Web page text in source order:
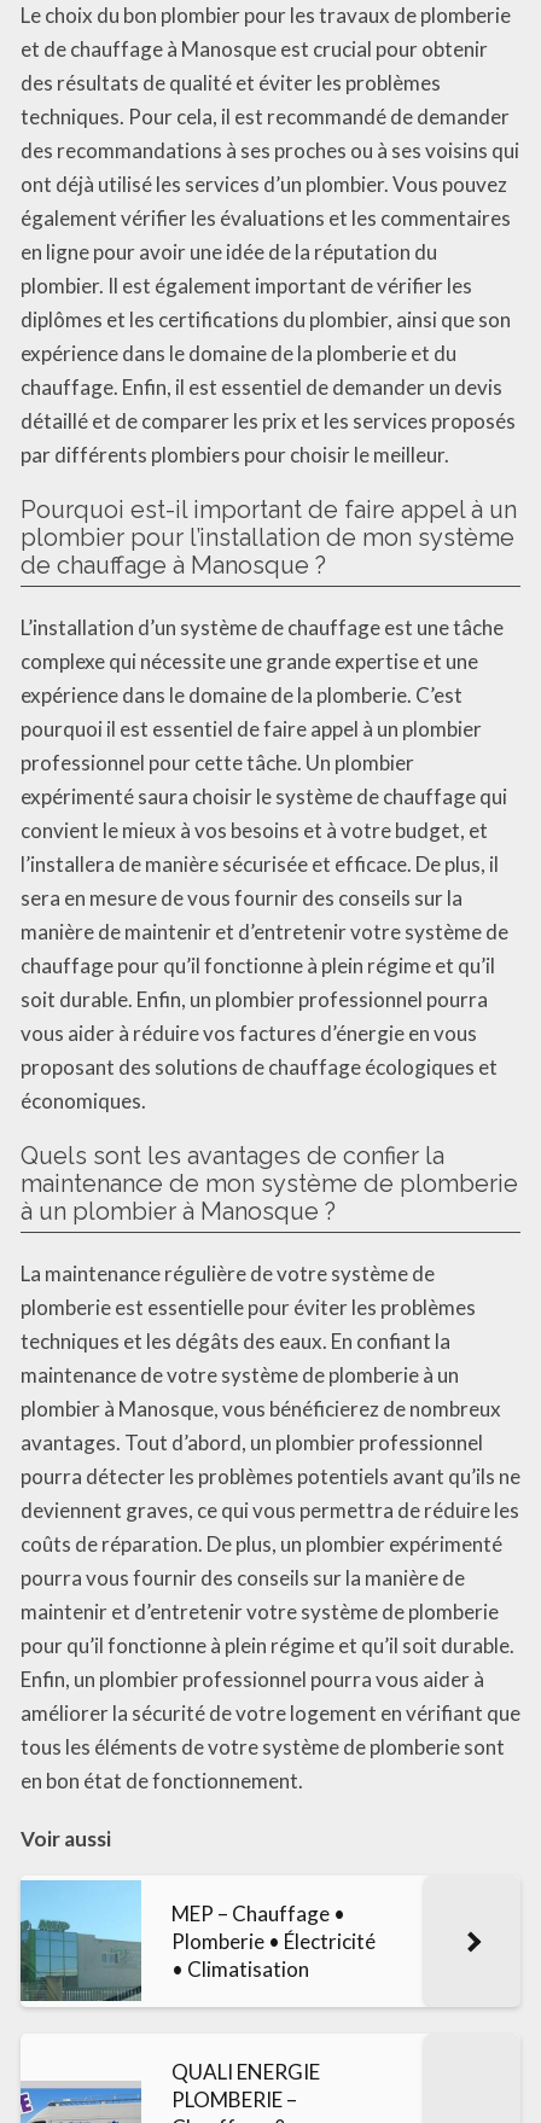
Le choix du bon plombier pour les travaux de plomberie
et de chauffage à Manosque est crucial pour obtenir
des résultats de qualité et éviter les problèmes
techniques. Pour cela, il est recommandé de demander
des recommandations à ses proches ou à ses voisins qui
ont déjà utilisé les services d’un plombier. Vous pouvez
également vérifier les évaluations et les commentaires
en ligne pour avoir une idée de la réputation du
plombier. Il est également important de vérifier les
diplômes et les certifications du plombier, ainsi que son
expérience dans le domaine de la plomberie et du
chauffage. Enfin, il est essentiel de demander un devis
détaillé et de comparer les prix et les services proposés
par différents plombiers pour choisir le meilleur.
Pourquoi est-il important de faire appel à un
plombier pour l’installation de mon système
de chauffage à Manosque ?
L’installation d’un système de chauffage est une tâche
complexe qui nécessite une grande expertise et une
expérience dans le domaine de la plomberie. C’est
pourquoi il est essentiel de faire appel à un plombier
professionnel pour cette tâche. Un plombier
expérimenté saura choisir le système de chauffage qui
convient le mieux à vos besoins et à votre budget, et
l’installera de manière sécurisée et efficace. De plus, il
sera en mesure de vous fournir des conseils sur la
manière de maintenir et d’entretenir votre système de
chauffage pour qu’il fonctionne à plein régime et qu’il
soit durable. Enfin, un plombier professionnel pourra
vous aider à réduire vos factures d’énergie en vous
proposant des solutions de chauffage écologiques et
économiques.
Quels sont les avantages de confier la
maintenance de mon système de plomberie
à un plombier à Manosque ?
La maintenance régulière de votre système de
plomberie est essentielle pour éviter les problèmes
techniques et les dégâts des eaux. En confiant la
maintenance de votre système de plomberie à un
plombier à Manosque, vous bénéficierez de nombreux
avantages. Tout d’abord, un plombier professionnel
pourra détecter les problèmes potentiels avant qu’ils ne
deviennent graves, ce qui vous permettra de réduire les
coûts de réparation. De plus, un plombier expérimenté
pourra vous fournir des conseils sur la manière de
maintenir et d’entretenir votre système de plomberie
pour qu’il fonctionne à plein régime et qu’il soit durable.
Enfin, un plombier professionnel pourra vous aider à
améliorer la sécurité de votre logement en vérifiant que
tous les éléments de votre système de plomberie sont
en bon état de fonctionnement.
Voir aussi
MEP – Chauffage •
Plomberie • Électricité
• Climatisation
QUALI ENERGIE
PLOMBERIE –